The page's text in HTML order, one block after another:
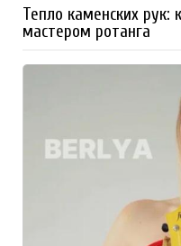
Тепло каменских рук:
мастером ротанга